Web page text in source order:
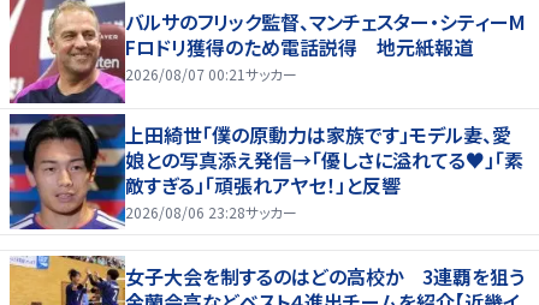
バルサのフリック監督、マンチェスター・シティーM
Fロドリ獲得のため電話説得 地元紙報道
2026/08/07 00:21サッカー
上田綺世「僕の原動力は家族です」モデル妻、愛
娘との写真添え発信→「優しさに溢れてる♥」「素
敵すぎる」「頑張れアヤセ！」と反響
2026/08/06 23:28サッカー
女子大会を制するのはどの高校か 3連覇を狙う